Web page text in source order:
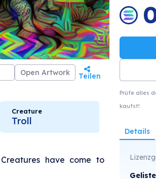
Open Artwork Teilen
Creature
Troll
have come to
Prüfe alles
kaufst!
Details